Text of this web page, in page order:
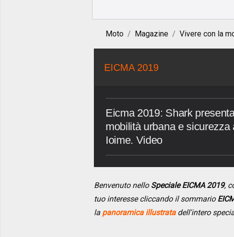
Moto Magazine Vivere con la
EICMA 2019
Eicma 2019: Shark
mobilità urbana e
Ioime. Video
Benvenuto nello Speciale EICMA 2019,
tuo interesse cliccando il sommario
la panoramica illustratadell'intero